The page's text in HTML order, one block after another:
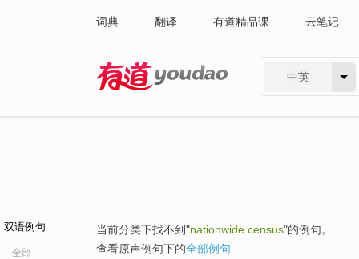
词典 翻译 有道精品课 云笔记
中英
双语例句
全部
当前分类下找不到"nationwide census"的例句。
查看原声例句下的全部例句